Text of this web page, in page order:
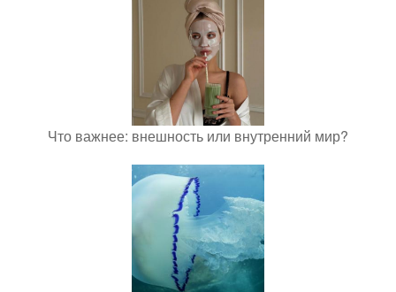
Что важнее: внешность или внутренний мир?